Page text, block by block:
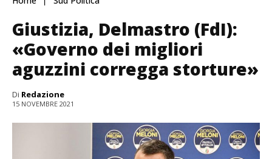
Giustizia, Delmastro (FdI):
«Governo dei migliori
aguzzini corregga storture»
Di Redazione
15 NOVEMBRE 2021